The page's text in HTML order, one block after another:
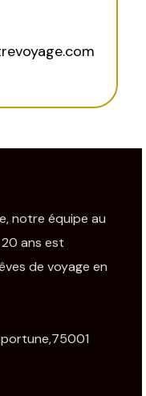
notre équipe au
ans est
de voyage en